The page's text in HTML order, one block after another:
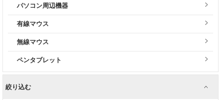
パソコン周辺機器
有線マウス
無線マウス
ペンタブレット
絞り込む